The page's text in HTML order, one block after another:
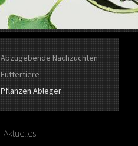
Abzugebende Nachzuchten
Futtertiere
Pflanzen Ableger
Aktuelles